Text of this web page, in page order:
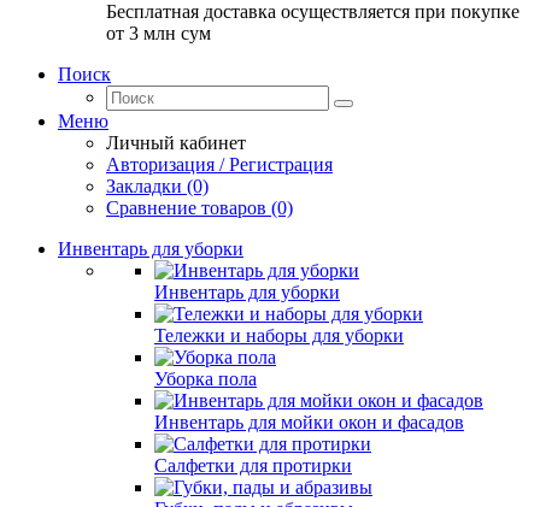
Бесплатная доставка осуществляется при покупке
от 3 млн сум
Поиск
Меню
Личный кабинет
Авторизация / Регистрация
Закладки (0)
Сравнение товаров (0)
Инвентарь для уборки
Инвентарь для уборки
Тележки и наборы для уборки
Уборка пола
Инвентарь для мойки окон и фасадов
Салфетки для протирки